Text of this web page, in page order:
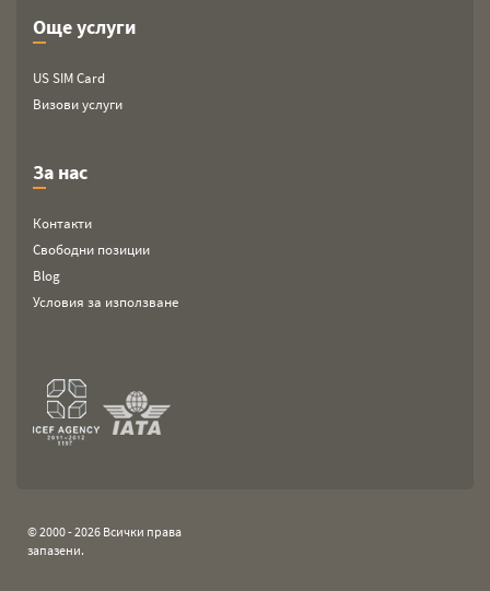
Още услуги
US SIM Card
Визови услуги
За нас
Контакти
Свободни позиции
Blog
Условия за използване
© 2000 - 2026 Всички права
запазени.